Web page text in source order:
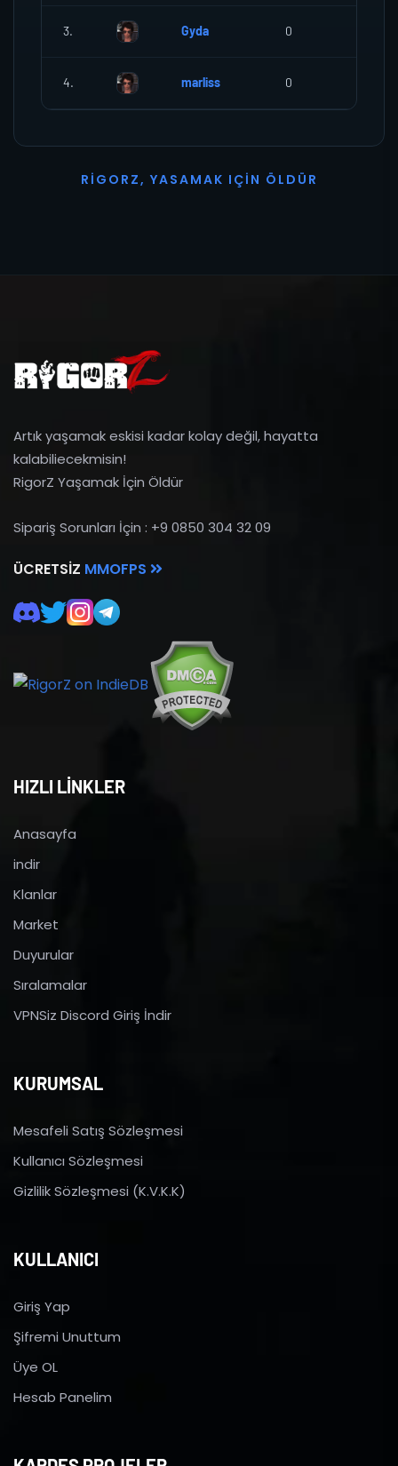
3. Gyda 0
4. marliss 0
R I G O R Z, YASAMAK I ÇI N Ö L D Ü R
Artık yaşamak eskisi kadar kolay değil, hayatta
kalabiliecekmisin!
RigorZ Yaşamak İçin Öldür
Sipariş Sorunları İçin : +9 0850 304 32 09
ÜCRETSIZ MMOFPS
HIZLI LİNKLER
Anasayfa
indir
Klanlar
Market
Duyurular
Sıralamalar
VPNSiz Discord Giriş İndir
KURUMSAL
Mesafeli Satış Sözleşmesi
Kullanıcı Sözleşmesi
Gizlilik Sözleşmesi (K.V.K.K)
KULLANICI
Giriş Yap
Şifremi Unuttum
Üye OL
Hesab Panelim